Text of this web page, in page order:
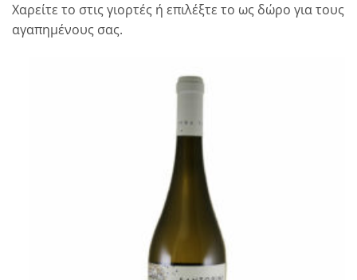
Χαρείτε το στις γιορτές ή επιλέξτε το ως δώρο για τους
αγαπημένους σας.